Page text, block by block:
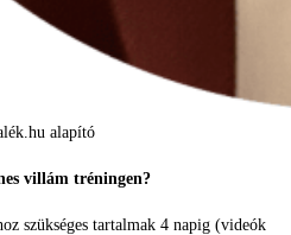
alapító
villám tréningen?
szükséges tartalmak 4 napig (videók